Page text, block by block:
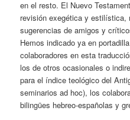
en el resto. El Nuevo
revisión exegética y estilística,
sugerencias de amigos y
Hemos indicado ya en
colaboradores en esta
los de otros ocasionales o
para el índice teológico del
seminarios ad hoc), los
bilingües hebreo-españolas y